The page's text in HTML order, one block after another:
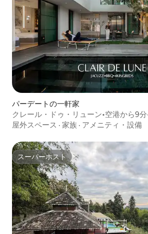
パーデートの一軒家
クレール・ドゥ・リューン•空港から9
ベキュー•キングサイズベッド4台
屋外スペース · 家族 · アメニティ・設備
スーパーホスト
スーパーホスト